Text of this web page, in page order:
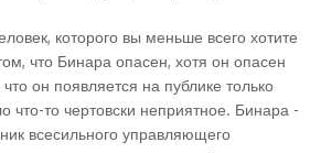
которого вы меньше всего хотите
что Бинара опасен, хотя он опасен
он появляется на публике только
что-то чертовски неприятное. Бинара -
всесильного управляющего